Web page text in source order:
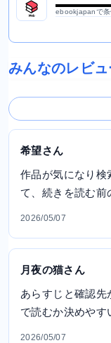
ebookjapanで条
みんなのレビュ
希望さん
作品が気になり検
て、続きを読む前
2026/05/07
月夜の猫さん
あらすじと確認先
で読むか決めやす
2026/05/07